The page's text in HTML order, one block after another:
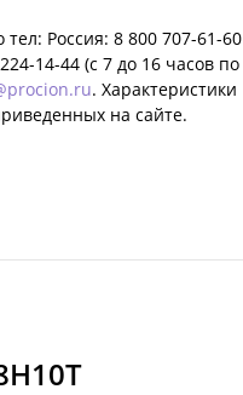
Россия: 8 800 707-61-60
14-44 (c 7 до 16 часов по
. Характеристики
на сайте.